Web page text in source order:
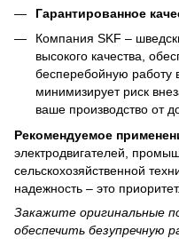
Гарантированное
Компания SKF –
высокого качества,
бесперебойную работу
минимизирует риск
ваше производство от
Рекомендуемое
электродвигателей,
сельскохозяйственной
надежность – это приоритет.
Закажите оригинальные
обеспечить безупречную